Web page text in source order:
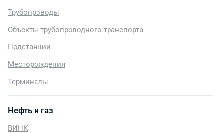
Трубопроводы
Объекты трубопроводного транспорта
Подстанции
Месторождения
Терминалы
Нефть и газ
ВИНК